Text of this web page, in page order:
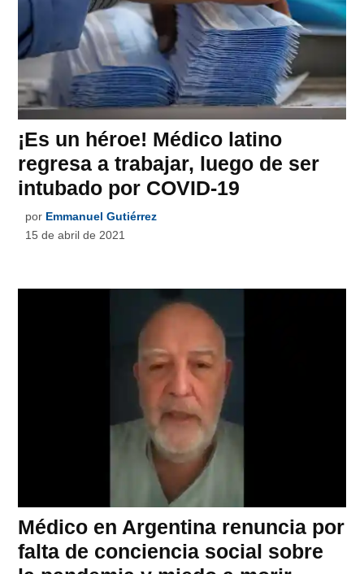
¡Es un héroe! Médico latino
regresa a trabajar, luego de ser
intubado por COVID-19
por Emmanuel Gutiérrez
15 de abril de 2021
Médico en Argentina renuncia por
falta de conciencia social sobre